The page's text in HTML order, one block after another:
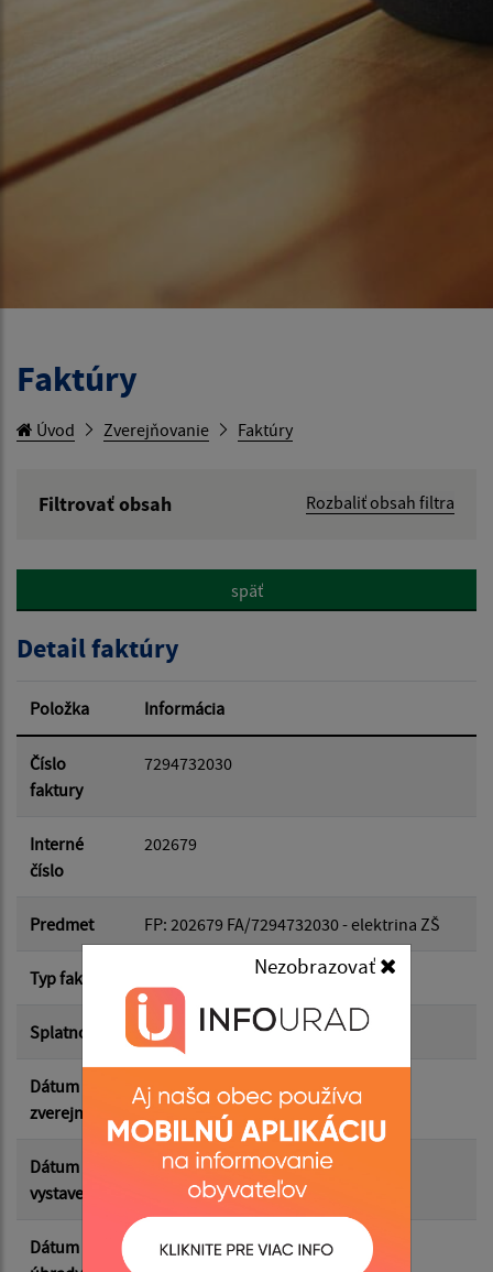
Nezobrazovať
Faktúry
Úvod Zverejňovanie Faktúry
Filtrovať obsah
Rozbaliť obsah filtra
Hľadať v:
Dátum od:
Dátum do:
Suma od:
Suma do:
Filtrovať Reset
späť
Detail faktúry
Položka Informácia
Číslo
faktury
7294732030
Interné
číslo
202679
Predmet FP: 202679 FA/7294732030 - elektrina ZŠ
Typ faktúry
Splatnosť 21.04.2026
Dátum
zverejnenia
26.05.2026
Dátum
vystavenia
31.03.2026
Dátum
22.04.2026